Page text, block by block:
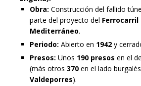
Obra: Construcción del fallido
parte del proyecto del Ferrocarril
Mediterráneo.
Periodo: Abierto en 1942 y
Presos: Unos 190 presos en el
(más otros 370 en el lado
Valdeporres).